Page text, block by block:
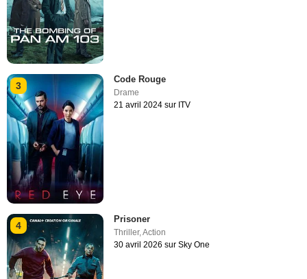
3
Code Rouge
Drame
21 avril 2024 sur ITV
4
Prisoner
Thriller,Action
30 avril 2026 sur Sky One